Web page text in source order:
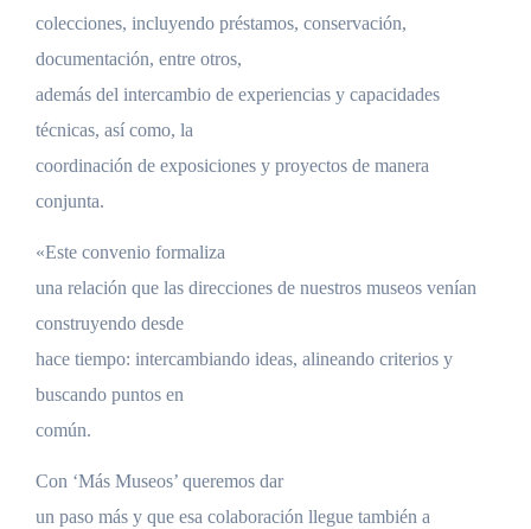
colecciones, incluyendo préstamos, conservación,
documentación, entre otros,
además del intercambio de experiencias y capacidades
técnicas, así como, la
coordinación de exposiciones y proyectos de manera
conjunta.
«Este convenio formaliza
una relación que las direcciones de nuestros museos venían
construyendo desde
hace tiempo: intercambiando ideas, alineando criterios y
buscando puntos en
común.
Con ‘Más Museos’ queremos dar
un paso más y que esa colaboración llegue también a